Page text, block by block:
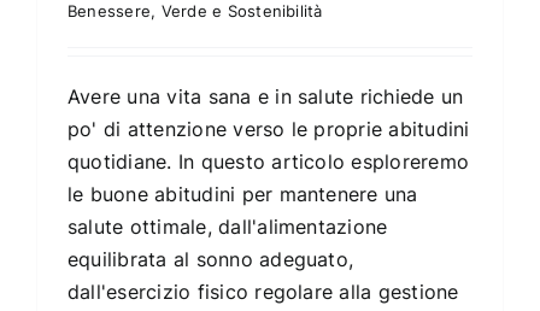
Benessere, Verde e Sostenibilità
Avere una vita sana e in salute richiede un
po' di attenzione verso le proprie abitudini
quotidiane. In questo articolo esploreremo
le buone abitudini per mantenere una
salute ottimale, dall'alimentazione
equilibrata al sonno adeguato,
dall'esercizio fisico regolare alla gestione